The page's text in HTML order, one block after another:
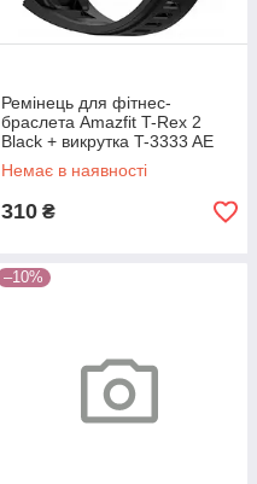
Ремінець для фітнес-
браслета Amazfit T-Rex 2
Black + викрутка T-3333 AE
Немає в наявності
310 ₴
–10%